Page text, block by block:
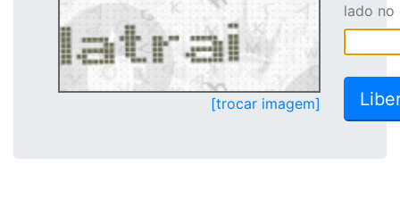
[trocar imagem]
lado no